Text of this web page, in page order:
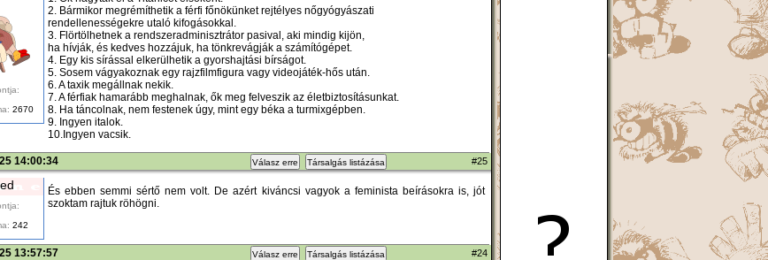
2670
2. Bármikor megrémíthetik a férfi főnökünket rejtélyes nőgyógyászati
rendellenességekre utaló kifogásokkal.
3. Flörtölhetnek a rendszeradminisztrátor pasival, aki mindig kijön,
ha hívják, és kedves hozzájuk, ha tönkrevágják a számítógépet.
4. Egy kis sírással elkerülhetik a gyorshajtási bírságot.
5. Sosem vágyakoznak egy rajzfilmfigura vagy videojáték-hős után.
6. A taxik megállnak nekik.
7. A férfiak hamarább meghalnak, ők meg felveszik az életbiztosításunkat.
8. Ha táncolnak, nem festenek úgy, mint egy béka a turmixgépben.
9. Ingyen italok.
10.Ingyen vacsik.
14:00:34 Válasz erre Társalgás listázása #25
242
És ebben semmi sértő nem volt. De azért kiváncsi vagyok a feminista beírásokra is, jót
szoktam rajtuk röhögni.
13:57:57 Válasz erre Társalgás listázása #24